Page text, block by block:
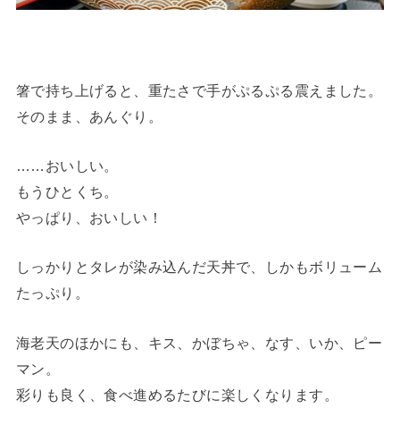
箸で持ち上げると、重たさで手がぷるぷる震えました。
そのまま、あんぐり。
……おいしい。
もうひとくち。
やっぱり、おいしい！
しっかりとタレが染み込んだ天丼で、しかもボリューム
たっぷり。
海老天のほかにも、キス、かぼちゃ、なす、いか、ピー
マン。
彩りも良く、食べ進めるたびに楽しくなります。